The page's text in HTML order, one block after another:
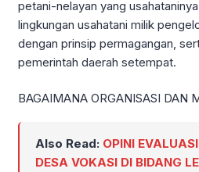
petani-nelayan yang
lingkungan usahatani milik
dengan prinsip permagangan,
pemerintah daerah setempat.
BAGAIMANA ORGANISASI DAN
Also Read: OPINI
DESA VOKASI DI BIDANG